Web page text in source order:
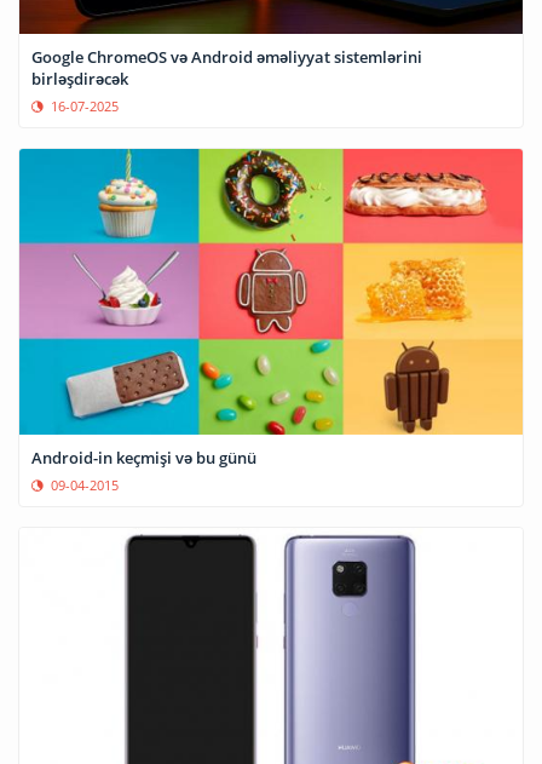
Google ChromeOS və Android əməliyyat sistemlərini
birləşdirəcək
16-07-2025
Android-in keçmişi və bu günü
09-04-2015